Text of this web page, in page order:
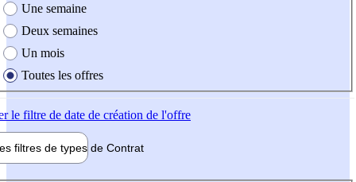
Une semaine
Deux semaines
Un mois
Toutes les offres
le filtre de date de création de l'offre
filtres de types de Contrat